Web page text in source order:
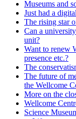
Museums and
Just had a
The rising star
Can a
unit?
Want to renew
presence etc.?
The
The future of
the Wellcome
More on the
Wellcome
Science